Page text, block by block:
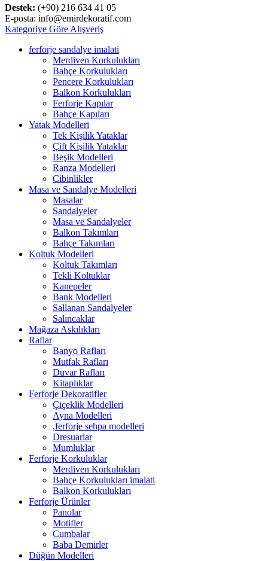
Destek: (+90) 216 634 41 05
E-posta: info@emirdekoratif.com
Kategoriye Göre Alışveriş
ferforje sandalye imalati
Merdiven Korkulukları
Bahçe Korkulukları
Pencere Korkulukları
Balkon Korkulukları
Ferforje Kapılar
Bahçe Kapıları
Yatak Modelleri
Tek Kişilik Yataklar
Çift Kişilik Yataklar
Beşik Modelleri
Ranza Modelleri
Cibinlikler
Masa ve Sandalye Modelleri
Masalar
Sandalyeler
Masa ve Sandalyeler
Balkon Takımları
Bahçe Takımları
Koltuk Modelleri
Koltuk Takımları
Tekli Koltuklar
Kanepeler
Bank Modelleri
Sallanan Sandalyeler
Salıncaklar
Mağaza Askılıkları
Raflar
Banyo Rafları
Mutfak Rafları
Duvar Rafları
Kitaplıklar
Ferforje Dekoratifler
Çiçeklik Modelleri
Ayna Modelleri
,ferforje sehpa modelleri
Dresuarlar
Mumluklar
Ferforje Korkuluklar
Merdiven Korkulukları
Bahçe Korkulukları imalati
Balkon Korkulukları
Ferforje Ürünler
Panolar
Motifler
Cumbalar
Baba Demirler
Düğün Modelleri